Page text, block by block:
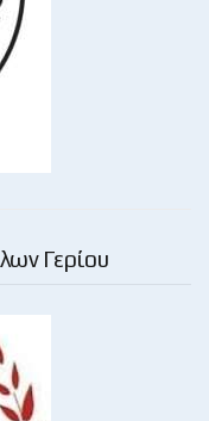
Γερίου